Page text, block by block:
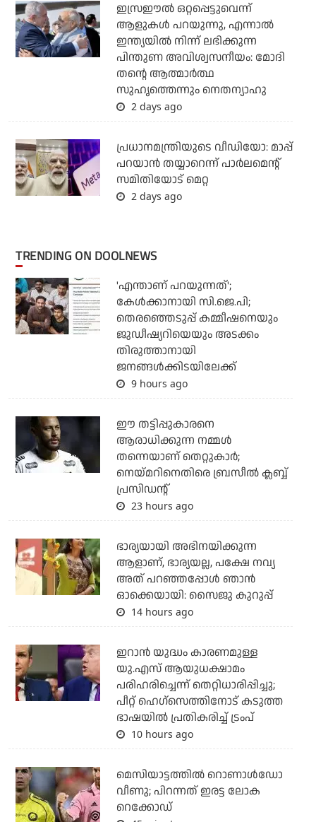
ഇസ്രഈല്‍ ഒറ്റപ്പെട്ടുവെന്ന്
ആളുകള്‍ പറയുന്നു, എന്നാല്‍
ഇന്ത്യയില്‍ നിന്ന് ലഭിക്കുന്ന
പിന്തുണ അവിശ്വസനീയം: മോദി
തന്റെ ആത്മാര്‍ത്ഥ
സുഹൃത്തെന്നും നെതന്യാഹു
2 days ago
പ്രധാനമന്ത്രിയുടെ വീഡിയോ: മാപ്പ്
പറയാന്‍ തയ്യാറെന്ന് പാര്‍ലമെന്റ്
സമിതിയോട് മെറ്റ
2 days ago
TRENDING ON DOOLNEWS
'എന്താണ് പറയുന്നത്';
കേള്‍ക്കാനായി സി.ജെ.പി;
തെരഞ്ഞെടുപ്പ് കമ്മീഷനെയും
ജുഡീഷ്യറിയെയും അടക്കം
തിരുത്താനായി
ജനങ്ങള്‍ക്കിടയിലേക്ക്
9 hours ago
ഈ തട്ടിപ്പുകാരനെ
ആരാധിക്കുന്ന നമ്മള്‍
തന്നെയാണ് തെറ്റുകാര്‍;
നെയ്മറിനെതിരെ ബ്രസീല്‍ ക്ലബ്ബ്
പ്രസിഡന്റ്
23 hours ago
ഭാര്യയായി അഭിനയിക്കുന്ന
ആളാണ്, ഭാര്യയല്ല, പക്ഷേ നവ്യ
അത് പറഞ്ഞപ്പോള്‍ ഞാന്‍
ഓക്കെയായി: സൈജു കുറുപ്പ്
14 hours ago
ഇറാന്‍ യുദ്ധം കാരണമുള്ള
യു.എസ് ആയുധക്ഷാമം
പരിഹരിച്ചെന്ന് തെറ്റിധാരിപ്പിച്ചു;
പീറ്റ് ഹെഗ്‌സെത്തിനോട് കടുത്ത
ഭാഷയില്‍ പ്രതികരിച്ച് ട്രംപ്
10 hours ago
മെസിയാട്ടത്തില്‍ റൊണാള്‍ഡോ
വീണു; പിറന്നത് ഇരട്ട ലോക
റെക്കോഡ്